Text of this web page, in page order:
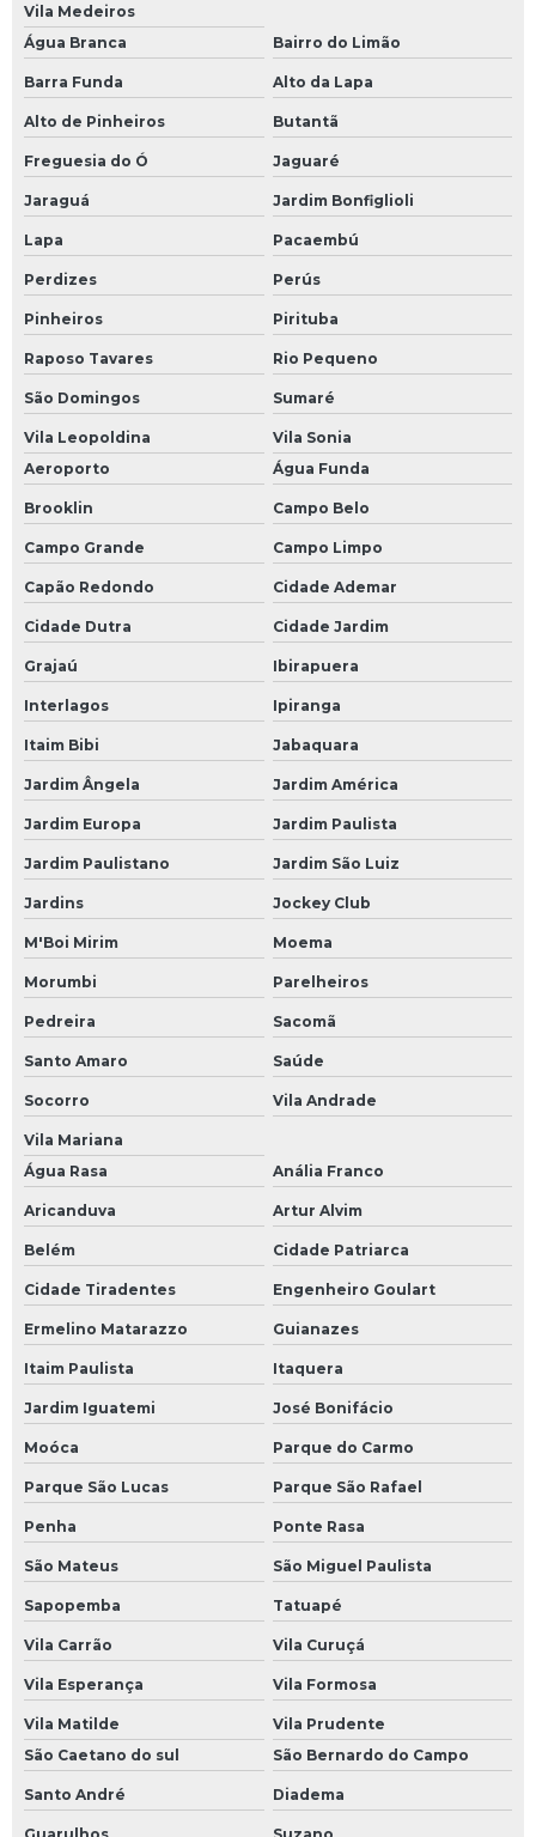
Vila Medeiros
Água Branca
Bairro do Limão
Barra Funda Alto da Lapa
Alto de Pinheiros Butantã
Freguesia do Ó Jaguaré
Jaraguá Jardim Bonfiglioli
Lapa Pacaembú
Perdizes Perús
Pinheiros Pirituba
Raposo Tavares Rio Pequeno
São Domingos Sumaré
Vila Leopoldina
Vila Sonia
Aeroporto
Água Funda
Brooklin Campo Belo
Campo Grande Campo Limpo
Capão Redondo Cidade Ademar
Cidade Dutra Cidade Jardim
Grajaú Ibirapuera
Interlagos Ipiranga
Itaim Bibi Jabaquara
Jardim Ângela Jardim América
Jardim Europa Jardim Paulista
Jardim Paulistano Jardim São Luiz
Jardins Jockey Club
M'Boi Mirim Moema
Morumbi Parelheiros
Pedreira Sacomã
Santo Amaro Saúde
Socorro Vila Andrade
Vila Mariana
Água Rasa
Anália Franco
Aricanduva Artur Alvim
Belém Cidade Patriarca
Cidade Tiradentes Engenheiro Goulart
Ermelino Matarazzo Guianazes
Itaim Paulista Itaquera
Jardim Iguatemi José Bonifácio
Moóca Parque do Carmo
Parque São Lucas Parque São Rafael
Penha Ponte Rasa
São Mateus São Miguel Paulista
Sapopemba Tatuapé
Vila Carrão Vila Curuçá
Vila Esperança Vila Formosa
Vila Matilde
Vila Prudente
São Caetano do sul
São Bernardo do Campo
Santo André Diadema